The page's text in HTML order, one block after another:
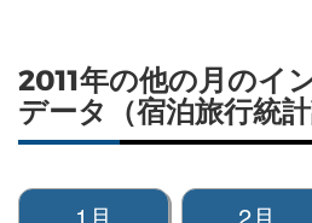
2011年の他の月のイ
データ（宿泊旅行統